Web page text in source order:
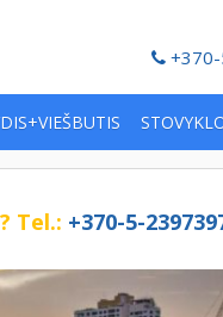
Tel.: +370-5-